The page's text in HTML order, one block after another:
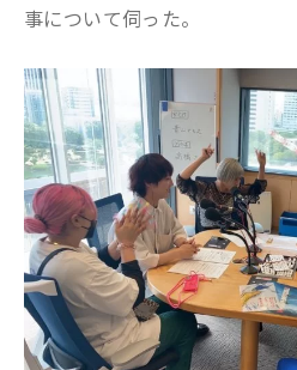
事について伺った。